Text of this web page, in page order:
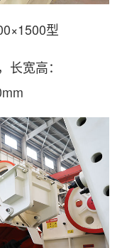
型
宽高：